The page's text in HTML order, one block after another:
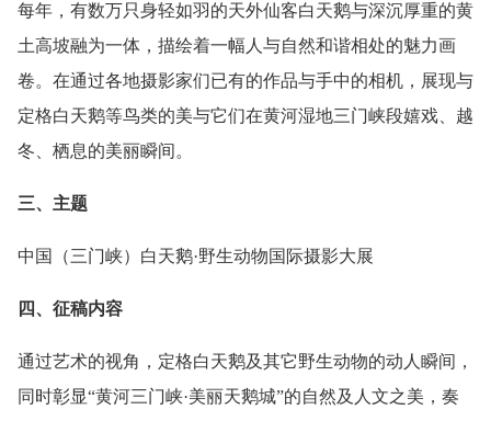
每年，有数万只身轻如羽的天外仙客白天鹅与深沉厚重的黄
土高坡融为一体，描绘着一幅人与自然和谐相处的魅力画
卷。在通过各地摄影家们已有的作品与手中的相机，展现与
定格白天鹅等鸟类的美与它们在黄河湿地三门峡段嬉戏、越
冬、栖息的美丽瞬间。
三、主题
中国（三门峡）白天鹅·野生动物国际摄影大展
四、征稿内容
通过艺术的视角，定格白天鹅及其它野生动物的动人瞬间，
同时彰显“黄河三门峡·美丽天鹅城”的自然及人文之美，奏